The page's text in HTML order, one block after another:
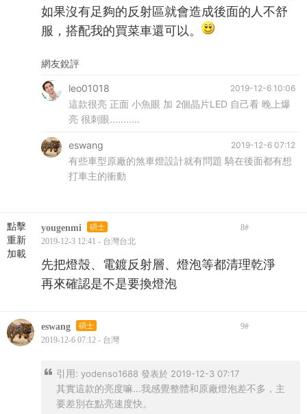
如果沒有足夠的反射區就會造成後面的人不舒
服，搭配我的買菜車還可以。
網友銳評
2019-12-6 10:06
leo01018
這款很亮 正面 小魚眼 加 2個晶片LED 自己看 晚上爆
亮 很刺眼...........
2019-12-6 07:12
eswang
有些車型原廠的煞車燈設計就有問題 騎在後面都有想
打車主的衝動
點擊
重新
加載
yougenmi 碩士 8#
2019-12-3 12:41 - 台灣台北
先把燈殼、電鍍反射層、燈泡等都清理乾淨
再來確認是不是要換燈泡
eswang 碩士 9#
2019-12-6 07:12 - 台灣
引用: yodenso1688 發表於 2019-12-3 07:17
其實這款的亮度嘛...我感覺整體和原廠燈泡差不多，主
要差別在點亮速度快。